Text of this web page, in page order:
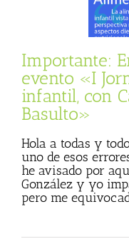
Importante:
evento «I
infantil, con
Basulto»
Hola a todas y
uno de esos
he avisado por
González y yo
pero me